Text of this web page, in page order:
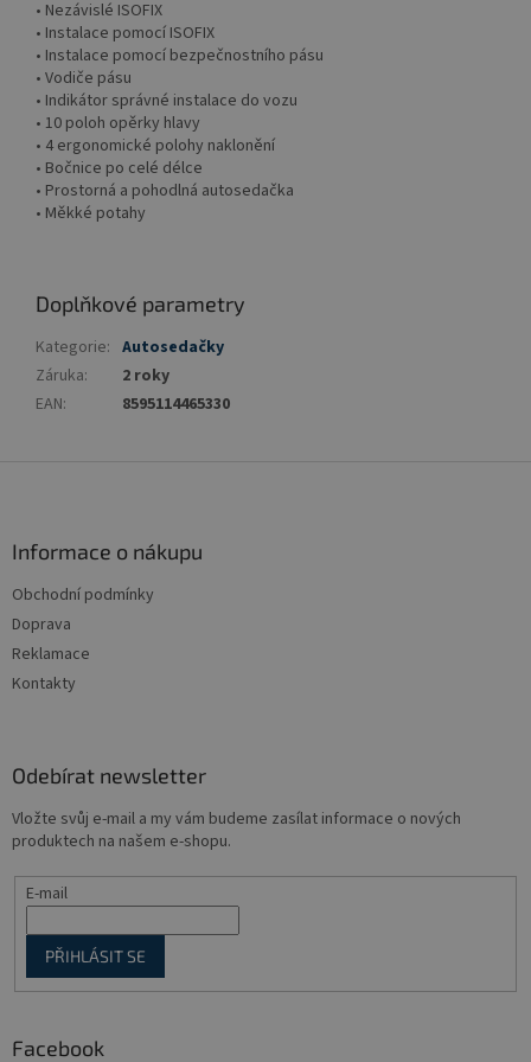
• Nezávislé ISOFIX
• Instalace pomocí ISOFIX
• Instalace pomocí bezpečnostního pásu
• Vodiče pásu
• Indikátor správné instalace do vozu
• 10 poloh opěrky hlavy
• 4 ergonomické polohy naklonění
• Bočnice po celé délce
• Prostorná a pohodlná autosedačka
• Měkké potahy
Doplňkové parametry
Kategorie: Autosedačky
Záruka:
2 roky
EAN: 8595114465330
Informace o nákupu
Obchodní podmínky
Doprava
Reklamace
Kontakty
Odebírat newsletter
Vložte svůj e-mail a my vám budeme zasílat informace o nových
produktech na našem e-shopu.
E-mail
PŘIHLÁSIT SE
Facebook